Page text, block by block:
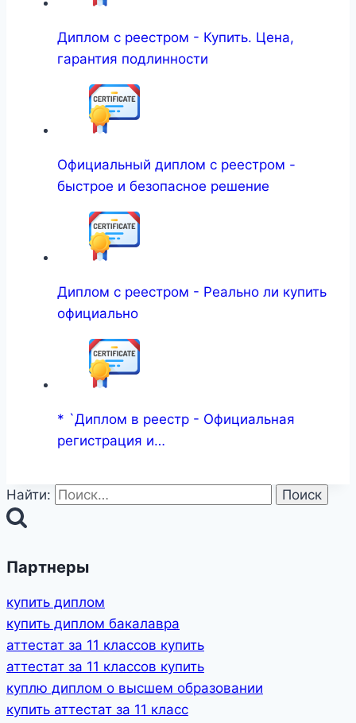
Диплом с реестром - Купить. Цена,
гарантия подлинности
Официальный диплом с реестром -
быстрое и безопасное решение
Диплом с реестром - Реально ли купить
официально
* `Диплом в реестр - Официальная
регистрация и…
Найти:
Партнеры
купить диплом
купить диплом бакалавра
аттестат за 11 классов купить
аттестат за 11 классов купить
куплю диплом о высшем образовании
купить аттестат за 11 класс